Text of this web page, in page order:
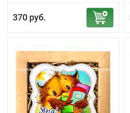
370 руб.